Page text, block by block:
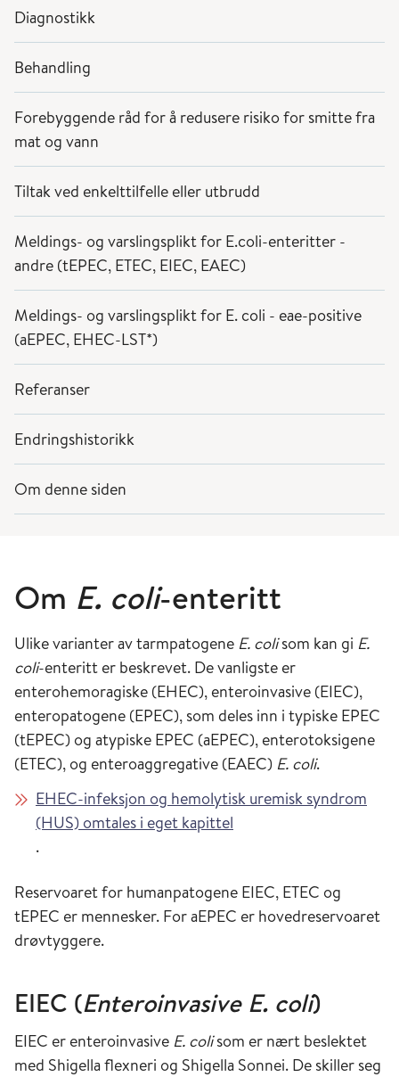
Diagnostikk
Behandling
Forebyggende råd for å redusere risiko for smitte fra
mat og vann
Tiltak ved enkelttilfelle eller utbrudd
Meldings- og varslingsplikt for E.coli-enteritter -
andre (tEPEC, ETEC, EIEC, EAEC)
Meldings- og varslingsplikt for E. coli - eae-positive
(aEPEC, EHEC-LST*)
Referanser
Endringshistorikk
Om denne siden
Om E. coli-enteritt
Ulike varianter av tarmpatogene E. colisom kan gi E.
coli-enteritt er beskrevet. De vanligste er
enterohemoragiske (EHEC), enteroinvasive (EIEC),
enteropatogene (EPEC), som deles inn i typiske EPEC
(tEPEC) og atypiske EPEC (aEPEC), enterotoksigene
(ETEC), og enteroaggregative (EAEC) E. coli.
EHEC-infeksjon og hemolytisk uremisk syndrom
(HUS) omtales i eget kapittel
.
Reservoaret for humanpatogene EIEC, ETEC og
tEPEC er mennesker. For aEPEC er hovedreservoaret
drøvtyggere.
EIEC (Enteroinvasive E. coli)
EIEC er enteroinvasive E. colisom er nært beslektet
med Shigella flexneri og Shigella Sonnei. De skiller seg